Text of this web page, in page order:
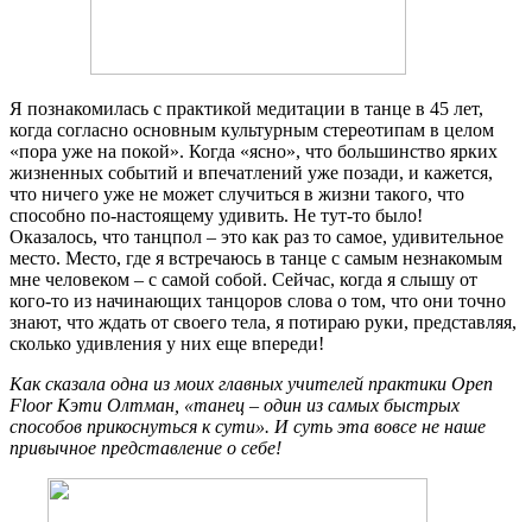
Я познакомилась с практикой медитации в танце в 45 лет,
когда согласно основным культурным стереотипам в целом
«пора уже на покой». Когда «ясно», что большинство ярких
жизненных событий и впечатлений уже позади, и кажется,
что ничего уже не может случиться в жизни такого, что
способно по-настоящему удивить. Не тут-то было!
Оказалось, что танцпол – это как раз то самое, удивительное
место. Место, где я встречаюсь в танце с самым незнакомым
мне человеком – с самой собой. Сейчас, когда я слышу от
кого-то из начинающих танцоров слова о том, что они точно
знают, что ждать от своего тела, я потираю руки, представляя,
сколько удивления у них еще впереди!
Как сказала одна из моих главных учителей практики Open
Floor Кэти Олтман, «танец – один из самых быстрых
способов прикоснуться к сути». И суть эта вовсе не наше
привычное представление о себе!